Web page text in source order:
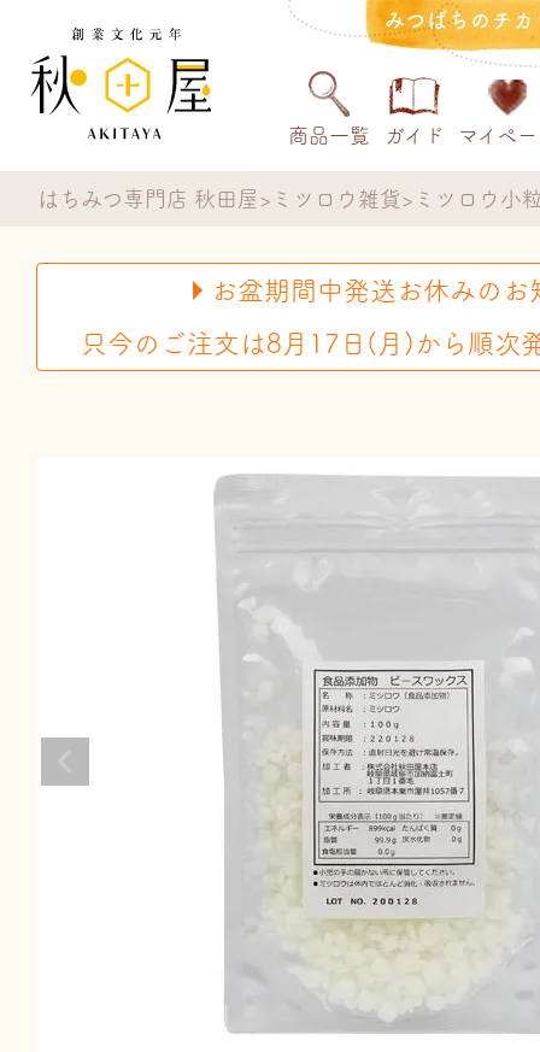
みつばちのチ
商品一覧 ガイド マイペ
はちみつ専門店 秋田屋 ミツロウ雑貨 ミツロウ小
お盆期間中発送お休みのお
只今のご注文は8月17日(月)から順次